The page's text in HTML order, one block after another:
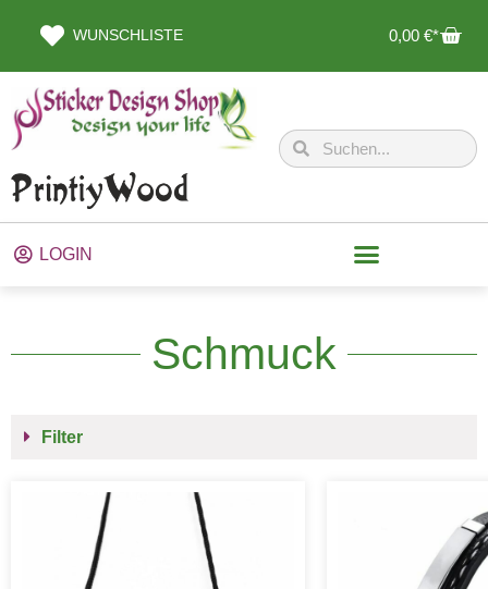
WUNSCHLISTE 0,00 €
LOGIN
Schmuck
Filter